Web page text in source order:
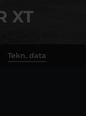
XT
Tekn. data